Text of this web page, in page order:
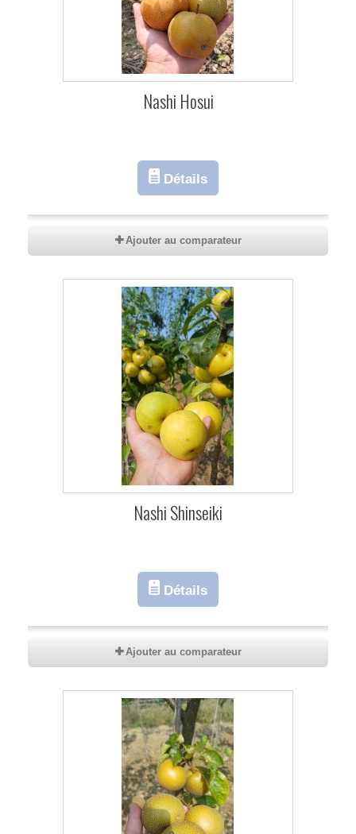
Nashi Hosui
Détails
Ajouter au comparateur
Nashi Shinseiki
Détails
Ajouter au comparateur